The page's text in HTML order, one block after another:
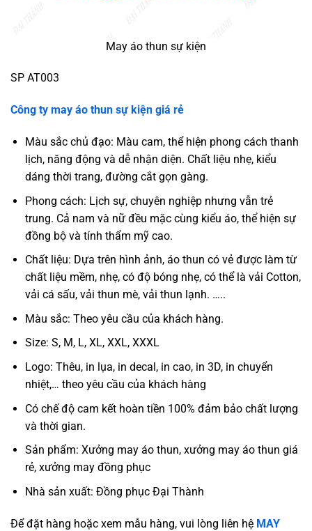
May áo thun sự kiện
SP AT003
Công ty may áo thun sự kiện giá rẻ
Màu sắc chủ đạo: Màu cam, thể hiện phong cách thanh
lịch, năng động và dễ nhận diện. Chất liệu nhẹ, kiểu
dáng thời trang, đường cắt gọn gàng.
Phong cách: Lịch sự, chuyên nghiệp nhưng vẫn trẻ
trung. Cả nam và nữ đều mặc cùng kiểu áo, thể hiện sự
đồng bộ và tính thẩm mỹ cao.
Chất liệu: Dựa trên hình ảnh, áo thun có vẻ được làm từ
chất liệu mềm, nhẹ, có độ bóng nhẹ, có thể là vải Cotton,
vải cá sấu, vải thun mè, vải thun lạnh. …..
Màu sắc: Theo yêu cầu của khách hàng.
Size: S, M, L, XL, XXL, XXXL
Logo: Thêu, in lụa, in decal, in cao, in 3D, in chuyển
nhiệt,… theo yêu cầu của khách hàng
Có chế độ cam kết hoàn tiền 100% đảm bảo chất lượng
và thời gian.
Sản phẩm: Xưởng may áo thun, xưởng may áo thun giá
rẻ, xưởng may đồng phục
Nhà sản xuất: Đồng phục Đại Thành
Để đặt hàng hoặc xem mẫu hàng, vui lòng liên hệ MAY